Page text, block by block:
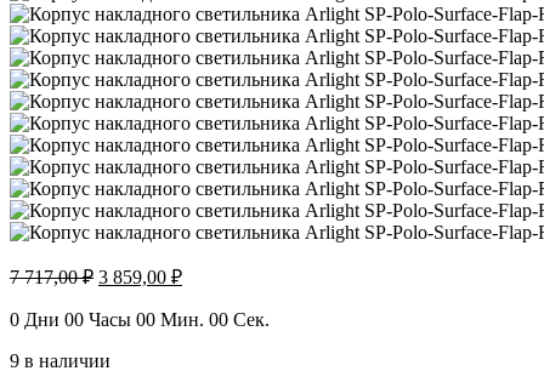
7 717,00₽ Первоначальная
составляла
717,00 ₽.
3 859,00 ₽Текущая
3
0 Дни 00 Часы 00 Мин. 00 Сек.
9 в наличии